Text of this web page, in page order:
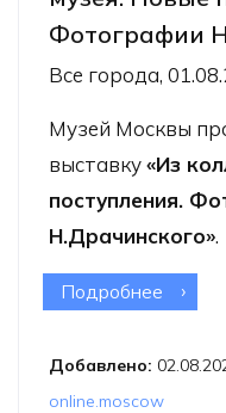
Фотографии
Все города,
Музей Москвы
выставку«Из
поступления.
Н.Драчинского».
Подробнее о
Добавлено:
online.moscow